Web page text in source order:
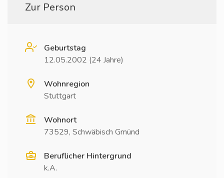
Zur Person
Geburtstag
12.05.2002 (24 Jahre)
Wohnregion
Stuttgart
Wohnort
73529, Schwäbisch Gmünd
Beruflicher Hintergrund
k.A.